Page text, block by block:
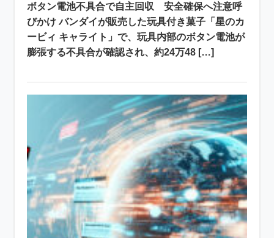
ボタン電池不具合で自主回収 安全確保へ注意呼
びかけ バンダイが販売した玩具付き菓子「星のカ
ービィ キャライト」で、玩具内部のボタン電池が
膨張する不具合が確認され、約24万48 […]